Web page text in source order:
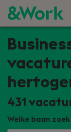
431
Welke baan zoek